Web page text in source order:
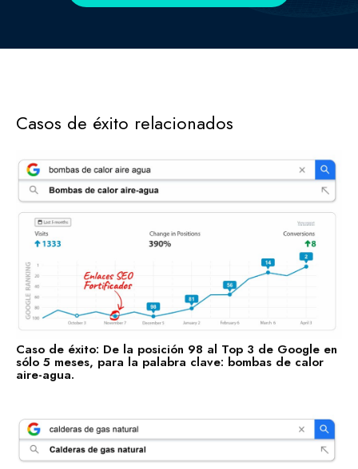
Agendar cita
Descubre las categorías en las que ya estamos impulsando
trabajando para posicionar tu negocio con nuestros Enlaces
SEO Fortificados!
Tecnologías de la Información
Software
Servicios Financieros
Marketing y Publicidad
Cuidado de la Salud y Hospitales
Educación
Recursos Humanos
Bienes Raíces
Contabilidad
Casos de éxito relacionados
Caso de éxito: De la posición 98 al Top 3 de Google en
sólo 5 meses, para la palabra clave: bombas de calor
aire-agua.